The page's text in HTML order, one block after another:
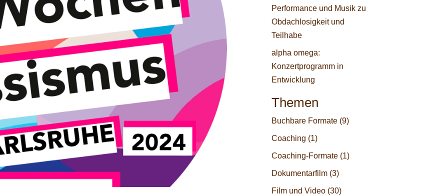
Performance und Musik zu
Obdachlosigkeit und
Teilhabe
alpha omega:
Konzertprogramm in
Entwicklung
Themen
Buchbare Formate (9)
Coaching (1)
Coaching-Formate (1)
Dokumentarfilm (3)
Film und Video (30)